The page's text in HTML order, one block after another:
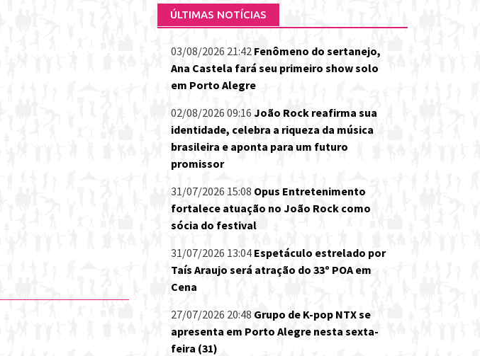
ÚLTIMAS NOTÍCIAS
03/08/2026 21:42 Fenômeno do sertanejo,
Ana Castela fará seu primeiro show solo
em Porto Alegre
02/08/2026 09:16 João Rock reafirma sua
identidade, celebra a riqueza da música
brasileira e aponta para um futuro
promissor
31/07/2026 15:08 Opus Entretenimento
fortalece atuação no João Rock como
sócia do festival
31/07/2026 13:04 Espetáculo estrelado por
Taís Araujo será atração do 33º POA em
Cena
27/07/2026 20:48 Grupo de K-pop NTX se
apresenta em Porto Alegre nesta sexta-
feira (31)